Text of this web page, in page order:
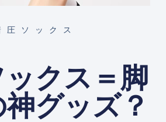
圧ソックス
クス＝脚
グッズ？